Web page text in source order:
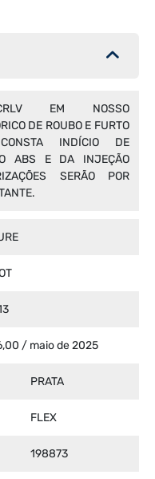
EM NOSSO
DE ROUBO E FURTO
INDÍCIO DE
ABS E DA INJEÇÃO
SERÃO POR
/ maio de 2025
PRATA
FLEX
198873